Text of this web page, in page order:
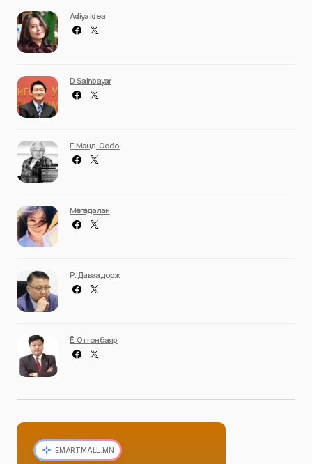
Adiya Idea
D. Sainbayar
Г. Мэнд-Ооёо
Мөнгөндалай
Р. Даваадорж
Ё. Отгонбаяр
EMARTMALL.MN